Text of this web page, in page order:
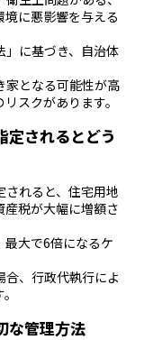
に悪影響を与える
」に基づき、自治体
家となる可能性が高
スクがあります。
定されるとどう
れると、住宅用地
税が大幅に増額さ
大で6倍になるケ
合、行政代執行によ
な管理方法